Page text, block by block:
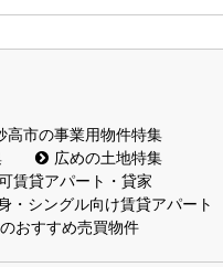
高市の事業用物件特集
広めの土地特集
賃貸アパート・貸家
・シングル向け賃貸アパート
のおすすめ売買物件